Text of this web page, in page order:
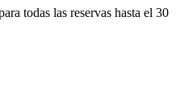
todas las reservas hasta el 30